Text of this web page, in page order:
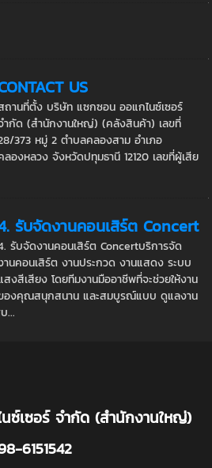
US
ถานที่ตั้ง บริษัท แซกซอน ออแกไนซ์เซอร์
ำกัด (สำนักงานใหญ่) (คลังสินค้า) เลขที่
373 หมู่ 2 ตำบลคลองสาม อำเภอ
ลองหลวง จังหวัดปทุมธานี 12120 เลขที่ผู้เสีย
รับจัดงานคอนเสิร์ต Concert
รับจัดงานคอนเสิร์ต Concertบริการจัด
านคอนเสิร์ต งานประกวด งานแสดง ระบบ
สงสีเสียง โดยทีมงานมืออาชีพที่จะช่วยให้งาน
องคุณสนุกสนาน และสมบูรณ์แบบ ดูแลงาน
...
ซ์เซอร์ จำกัด (สำนักงานใหญ่)
6151542